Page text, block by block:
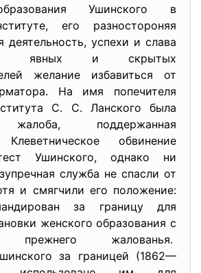
Ушинского в
его разностороняя
деятельность, успехи и слава
явных и скрытых
желание избавиться от
На имя попечителя
С. С. Ланского была
жалоба, поддержанная
Клеветническое обвинение
Ушинского, однако ни
служба не спасли от
и смягчили его положение:
за границу для
женского образования с
прежнего жалованья.
за границей (1862—